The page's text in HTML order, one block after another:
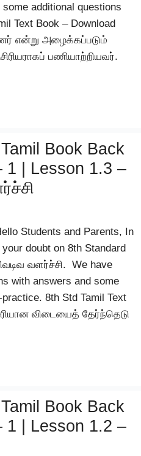
additional questions
Text Book – Download
என்று அழைக்கப்படும்
பணியாற்றியவர்.
Book Back
1 | Lesson 1.3 –
Students and Parents, In
doubt on 8th Standard
வளர்ச்சி. We have
with answers and some
8th Std Tamil Text
விடையைத் தேர்ந்தெடு
Book Back
1 | Lesson 1.2 –